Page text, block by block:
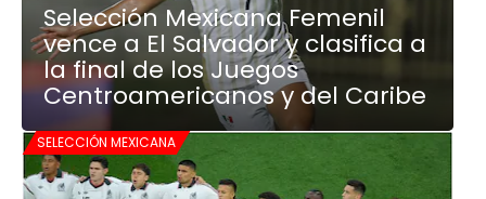
Selección Mexicana Femenil
vence a El Salvador y clasifica a
la final de los Juegos
Centroamericanos y del Caribe
SELECCIÓN MEXICANA